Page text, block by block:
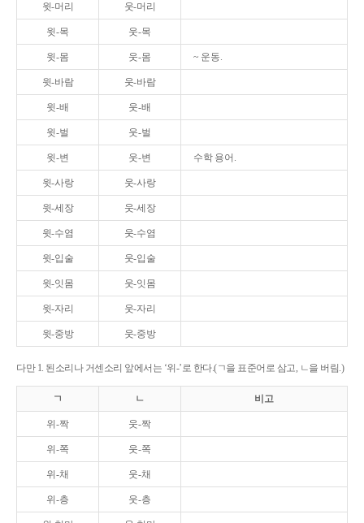
윗-머리 웃-머리
윗-목 웃-목
윗-몸 웃-몸 ~ 운동.
윗-바람 웃-바람
윗-배 웃-배
윗-벌 웃-벌
윗-변 웃-변 수학 용어.
윗-사랑 웃-사랑
윗-세장 웃-세장
윗-수염 웃-수염
윗-입술 웃-입술
윗-잇몸 웃-잇몸
윗-자리 웃-자리
윗-중방 웃-중방
다만 1. 된소리나 거센소리 앞에서는 ‘위-’로 한다.(ㄱ을 표준어로 삼고, ㄴ을 버림.)
ㄱ ㄴ 비고
위-짝 웃-짝
위-쪽 웃-쪽
위-채 웃-채
위-층 웃-층